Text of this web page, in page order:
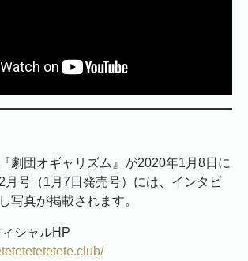
劇団オギャリズム』が2020年1月8日に
月号（1月7日発売号）には、インタビ
写真が掲載されます。
ィシャルHP